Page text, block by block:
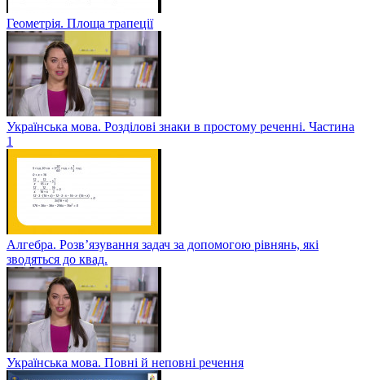
Геометрія. Площа трапеції
Українська мова. Розділові знаки в простому реченні. Частина
1
Алгебра. Розв’язування задач за допомогою рівнянь, які
зводяться до квад.
Українська мова. Повні й неповні речення